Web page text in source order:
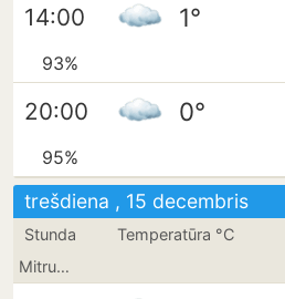
14:00 1°
93%
20:00 0°
95%
trešdiena , 15 decembris
Stunda Temperatūra °C
Mitrums